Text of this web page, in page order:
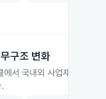
구조 변화
서 국내외 사업재편과 재